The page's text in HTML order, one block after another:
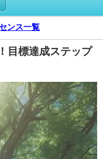
ンス一覧
目標達成ステップ